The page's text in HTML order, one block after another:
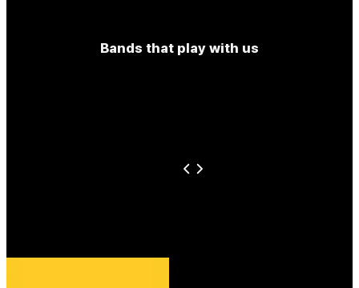
Bands that play with us